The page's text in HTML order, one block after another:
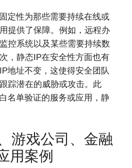
定性为那些需要持续在线或
提供了保障。例如，远程办
控系统以及某些需要持续数
，静态IP在安全性方面也有
地址不变，这使得安全团队
踪潜在的威胁或攻击。此
名单验证的服务或应用，静
游戏公司、金融
用案例